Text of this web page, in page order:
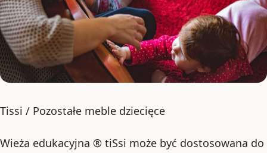
Tissi / Pozostałe meble dziecięce
Wieża edukacyjna ® tiSsi może być dostosowana do